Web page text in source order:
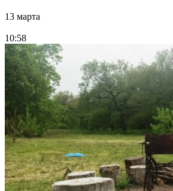
13 марта
10:58